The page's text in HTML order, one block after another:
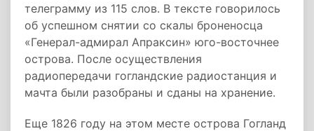
телеграмму из 115 слов. В тексте говорилось
об успешном снятии со скалы броненосца
«Генерал-адмирал Апраксин» юго-восточнее
острова. После осуществления
радиопередачи гогландские радиостанция и
мачта были разобраны и сданы на хранение.
Еще 1826 году на этом месте острова Гогланд